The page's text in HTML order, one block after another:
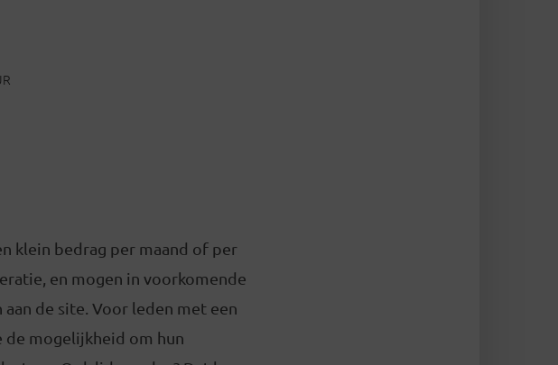
klein bedrag per maand of per
en mogen in voorkomende
de site. Voor leden met een
de mogelijkheid om hun